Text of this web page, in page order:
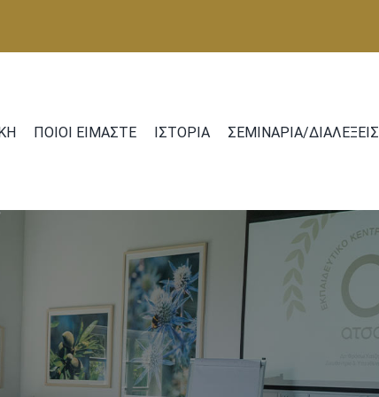
ΠΟΙΟΙ ΕΙΜΑΣΤΕ ΙΣΤΟΡΙΑ ΣΕΜΙΝΑΡΙΑ/ΔΙΑΛΕΞΕΙΣ